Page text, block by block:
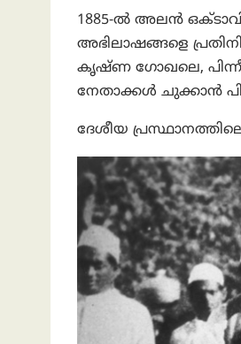
1885-ൽ അലൻ
അഭിലാഷങ്ങളെ
കൃഷ്ണ ഗോഖലെ,
നേതാക്കൾ ചുക്കാൻ
ദേശീയ